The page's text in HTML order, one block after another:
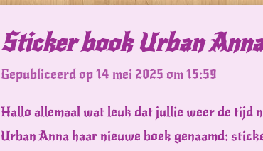
Sticker book Urban Anna
Gepubliceerd op 14 mei 2025 om 15:59
Hallo allemaal wat leuk dat jullie weer de tijd
Urban Anna haar nieuwe boek genaamd: